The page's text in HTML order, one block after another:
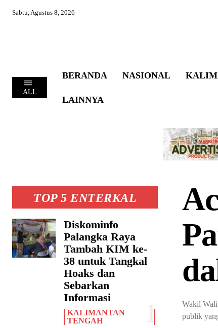
Sabtu, Agustus 8, 2026
ALL
BERANDA NASIONAL
LAINNYA
TOP 5 ENTERKAL
Diskominfo
Palangka Raya
Tambah KIM ke-
38 untuk Tangkal
Hoaks dan
Sebarkan
Informasi
KALIMANTAN
TENGAH
Wakil Wali
publik